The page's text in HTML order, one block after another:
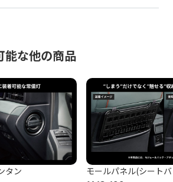
、納期が通常以上になる場合がございま
が機能しなくなる、部品が劣化等で壊れ
ます。標準施工以外の装着品の脱着な
はし兼ねます。
をお断りすることになった場合、所定の
ります。
申し込みください。
、納期が通常以上になる場合がございま
機能しなくなる、部品が劣化等で壊れて
ます。
工されている方は こちらの注意喚起も
窓ガラス・ドアミラー・スポイラーなど
基準不適合車の例を確認する
能な他の商品
タン モールパネル(シート